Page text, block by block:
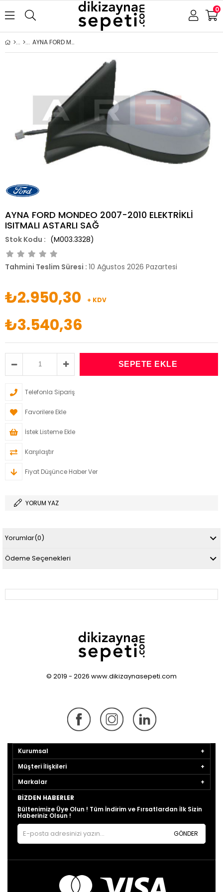
0
AYNA FORD MONDEO 2007-2010 ELEKTRİKLİ ISITMALI ASTARLI SAĞ
AYNA FORD MONDEO 2007-2010 ELEKTRİKLİ
ISITMALI ASTARLI SAĞ
(M003.3328)
Tahmini Teslim Süresi : 10 Ağustos 2026 Pazartesi
₺2.950,30 + KDV
₺3.540,36
Telefonla Sipariş
Favorilere Ekle
İstek Listeme Ekle
Karşılaştır
Fiyat Düşünce Haber Ver
YORUM YAZ
Yorumlar(0)
Ödeme Seçenekleri
© 2019 - 2026 www.dikizaynasepeti.com
Kurumsal
Müşteri İlişkileri
Markalar
BIZDEN HABERLER
Bültenimize Üye Olun ! Tüm İndirim ve Fırsatlardan İlk Sizin
Haberiniz Olsun !
GÖNDER